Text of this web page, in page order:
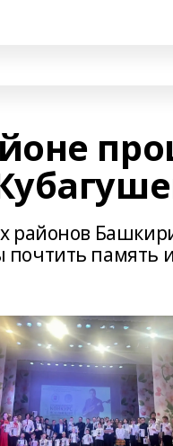
районов
память